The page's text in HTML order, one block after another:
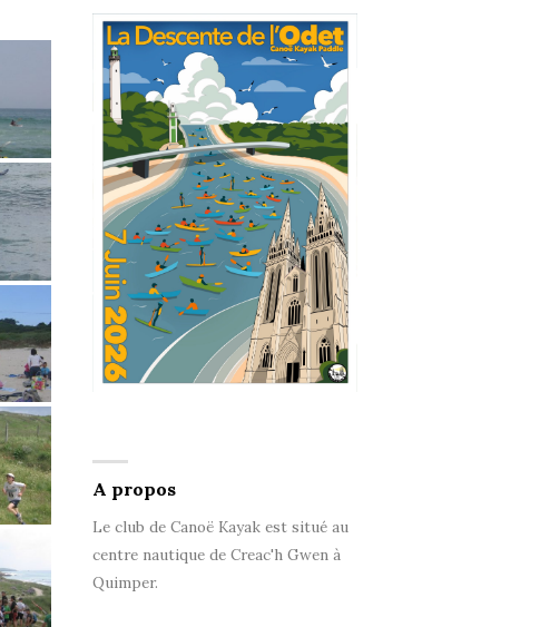
A propos
Le club de Canoë Kayak est situé au
centre nautique de Creac'h Gwen à
Quimper.